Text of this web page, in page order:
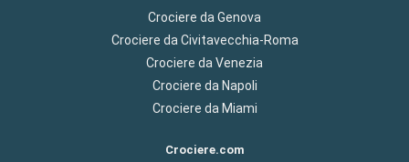
Crociere da Genova
Crociere da Civitavecchia-Roma
Crociere da Venezia
Crociere da Napoli
Crociere da Miami
Crociere.com